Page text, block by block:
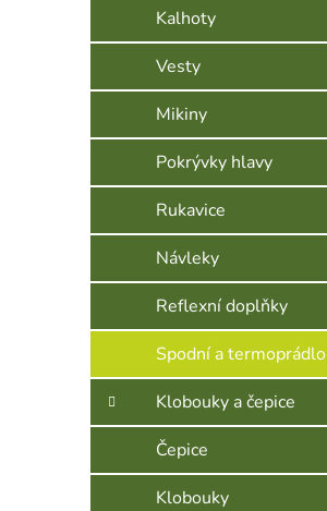
Kalhoty
Vesty
Mikiny
Pokrývky hlavy
Rukavice
Návleky
Reflexní doplňky
Spodní a termoprádlo
Klobouky a čepice
Čepice
Klobouky